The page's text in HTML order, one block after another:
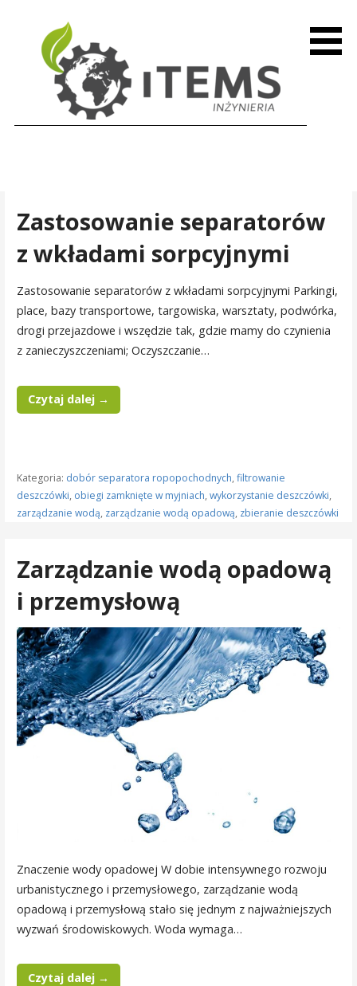
zawartości
Zastosowanie separatorów
z wkładami sorpcyjnymi
Zastosowanie separatorów z wkładami sorpcyjnymi Parkingi,
place, bazy transportowe, targowiska, warsztaty, podwórka,
drogi przejazdowe i wszędzie tak, gdzie mamy do czynienia
z zanieczyszczeniami; Oczyszczanie…
Czytaj dalej →
Kategoria: dobór separatora ropopochodnych, filtrowanie
deszczówki, obiegi zamknięte w myjniach, wykorzystanie deszczówki,
zarządzanie wodą, zarządzanie wodą opadową, zbieranie deszczówki
Zarządzanie wodą opadową
i przemysłową
Znaczenie wody opadowej W dobie intensywnego rozwoju
urbanistycznego i przemysłowego, zarządzanie wodą
opadową i przemysłową stało się jednym z najważniejszych
wyzwań środowiskowych. Woda wymaga…
Czytaj dalej →